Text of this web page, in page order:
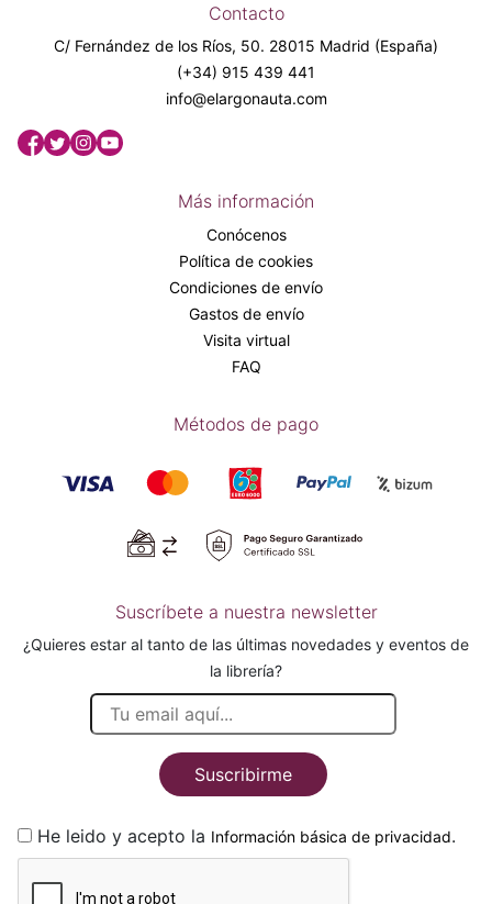
Contacto
C/ Fernández de los Ríos, 50. 28015 Madrid (España)
(+34) 915 439 441
info@elargonauta.com
Más información
Conócenos
Política de cookies
Condiciones de envío
Gastos de envío
Visita virtual
FAQ
Métodos de pago
Suscríbete a nuestra newsletter
¿Quieres estar al tanto de las últimas novedades y eventos de
la librería?
Suscribirme
He leido y acepto la Información básica de privacidad.